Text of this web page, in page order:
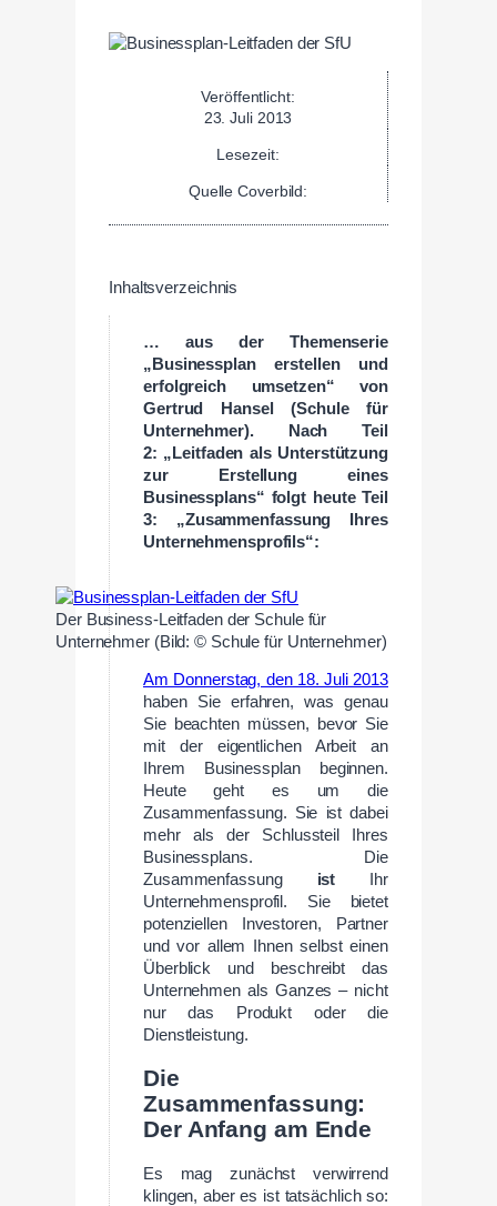
Veröffentlicht:
23. Juli 2013
Lesezeit:
Quelle Coverbild:
Inhaltsverzeichnis
… aus der Themenserie
„Businessplan erstellen und
erfolgreich umsetzen“ von
Gertrud Hansel (Schule für
Unternehmer). Nach Teil
2: „Leitfaden als Unterstützung
zur Erstellung eines
Businessplans“ folgt heute Teil
3: „Zusammenfassung Ihres
Unternehmensprofils“:
Der Business-Leitfaden der Schule für
Unternehmer (Bild: © Schule für Unternehmer)
Am Donnerstag, den 18. Juli 2013
haben Sie erfahren, was genau
Sie beachten müssen, bevor Sie
mit der eigentlichen Arbeit an
Ihrem Businessplan beginnen.
Heute geht es um die
Zusammenfassung. Sie ist dabei
mehr als der Schlussteil Ihres
Businessplans. Die
Zusammenfassung ist Ihr
Unternehmensprofil. Sie bietet
potenziellen Investoren, Partner
und vor allem Ihnen selbst einen
Überblick und beschreibt das
Unternehmen als Ganzes – nicht
nur das Produkt oder die
Dienstleistung.
Die
Zusammenfassung:
Der Anfang am Ende
Es mag zunächst verwirrend
klingen, aber es ist tatsächlich so: